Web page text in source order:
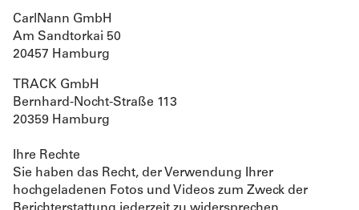
CarlNann GmbH
Am Sandtorkai 50
20457 Hamburg
TRACK GmbH
Bernhard-Nocht-Straße 113
20359 Hamburg
Ihre Rechte
Sie haben das Recht, der Verwendung Ihrer
hochgeladenen Fotos und Videos zum Zweck der